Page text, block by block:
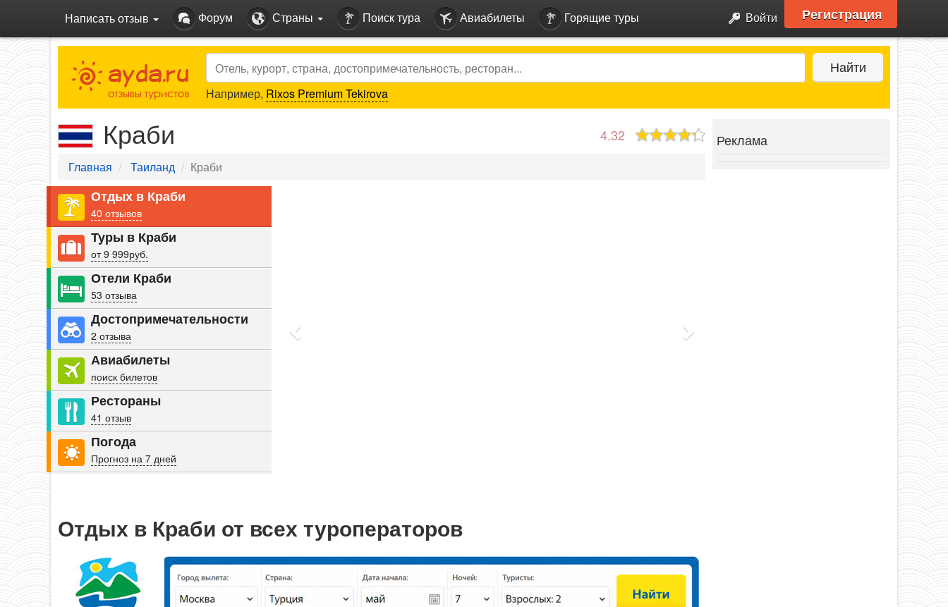
Написать отзыв Форум Страны Поиск тура Авиабилеты Горящие туры Войти Регистрация
Search Найти
Например, Rixos Premium Tekirova
Краби 4.32
Главная Таиланд Краби
Отдых в Краби
40 отзывов
Туры в Краби
от 9 999руб.
Отели Краби
53 отзыва
Достопримечательности
2 отзыва
Авиабилеты
поиск билетов
Рестораны
41 отзыв
Погода
Прогноз на 7 дней
Отдых в Краби от всех туроператоров
Реклама